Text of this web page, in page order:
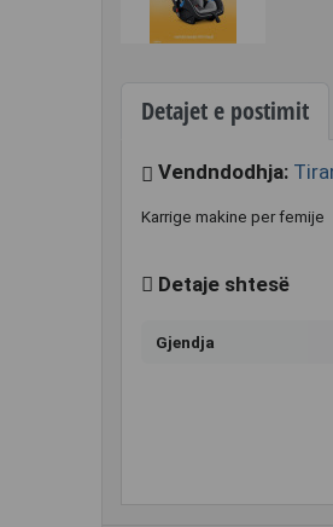
Detajet e postimit
Vendndodhja:
Karrige makine per femije
Detaje shtesë
Gjendja